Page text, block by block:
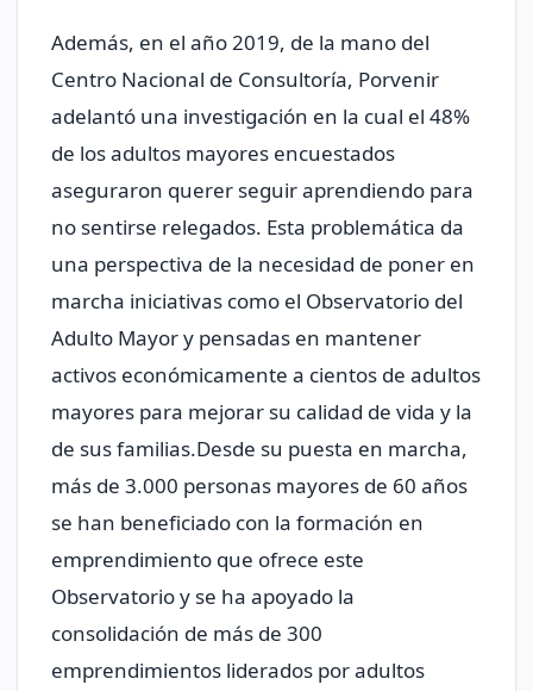
Además, en el año 2019, de la mano del
Centro Nacional de Consultoría, Porvenir
adelantó una investigación en la cual el 48%
de los adultos mayores encuestados
aseguraron querer seguir aprendiendo para
no sentirse relegados. Esta problemática da
una perspectiva de la necesidad de poner en
marcha iniciativas como el Observatorio del
Adulto Mayor y pensadas en mantener
activos económicamente a cientos de adultos
mayores para mejorar su calidad de vida y la
de sus familias.Desde su puesta en marcha,
más de 3.000 personas mayores de 60 años
se han beneficiado con la formación en
emprendimiento que ofrece este
Observatorio y se ha apoyado la
consolidación de más de 300
emprendimientos liderados por adultos